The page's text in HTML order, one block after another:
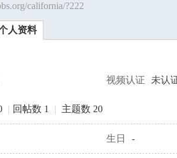
california/?222
人资料
视频认证 未认
| 回帖数 1 | 主题数 20
生日 -